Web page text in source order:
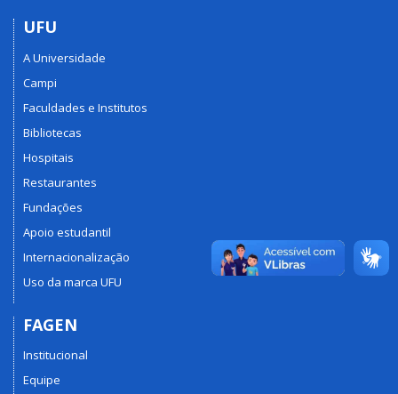
UFU
A Universidade
Campi
Faculdades e Institutos
Bibliotecas
Hospitais
Restaurantes
Fundações
Apoio estudantil
Internacionalização
Uso da marca UFU
FAGEN
Institucional
Equipe